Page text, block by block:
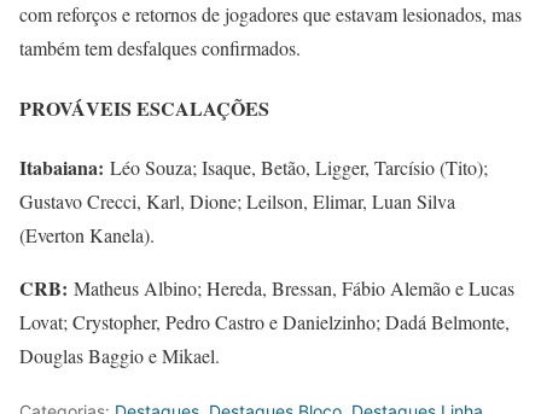
com reforços e retornos de jogadores que estavam lesionados, mas
também tem desfalques confirmados.
PROVÁVEIS ESCALAÇÕES
Itabaiana: Léo Souza; Isaque, Betão, Ligger, Tarcísio (Tito);
Gustavo Crecci, Karl, Dione; Leilson, Elimar, Luan Silva
(Everton Kanela).
CRB: Matheus Albino; Hereda, Bressan, Fábio Alemão e Lucas
Lovat; Crystopher, Pedro Castro e Danielzinho; Dadá Belmonte,
Douglas Baggio e Mikael.